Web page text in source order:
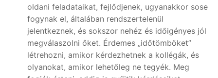
oldani feladataikat, fejlődjenek, ugyanakkor sose
fogynak el, általában rendszertelenül
jelentkeznek, és sokszor nehéz és időigényes jól
megválaszolni őket. Érdemes „időtömböket”
létrehozni, amikor kérdezhetnek a kollégák, és
olyanokat, amikor lehetőleg ne tegyék. Meg